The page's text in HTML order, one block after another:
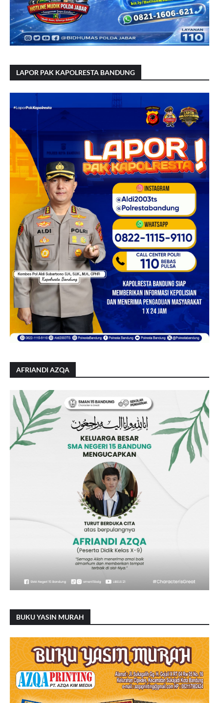
LAPOR PAK KAPOLRESTA BANDUNG
AFRIANDI AZQA
BUKU YASIN MURAH